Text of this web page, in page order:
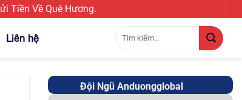
Tiền Về Quê Hương.
Liên hệ
kiếm:
Đội Ngũ Anduongglobal